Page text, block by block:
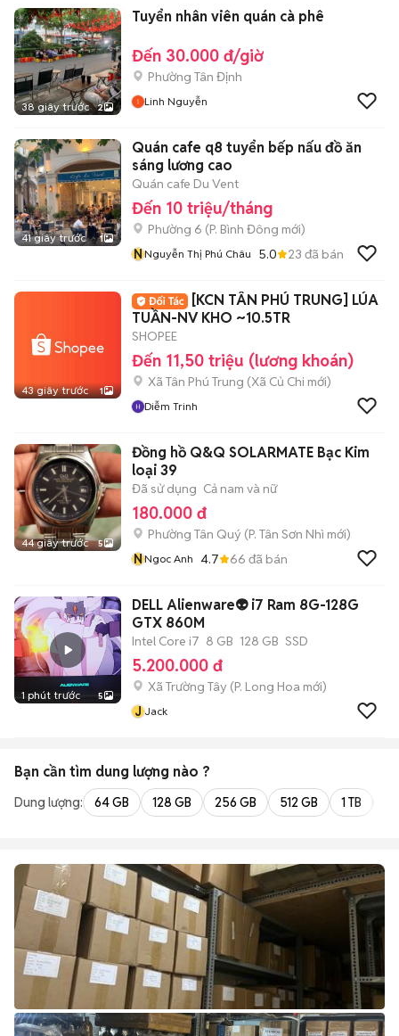
38 giây trước 2
Tuyển nhân viên quán cà phê
Đến 30.000 đ/giờ
Phường Tân Định
Linh Nguyễn
41 giây trước 1
Quán cafe q8 tuyển bếp nấu đồ ăn
sáng lương cao
Quán cafe Du Vent
Đến 10 triệu/tháng
Phường 6 (P. Bình Đông mới)
NNguyễn Thị Phú Châu 5.0 23 đã bán
43 giây trước 1
[KCN TÂN PHÚ TRUNG] LÚA
TUẦN-NV KHO ~10.5TR
SHOPEE
Đến 11,50 triệu (lương khoán)
Xã Tân Phú Trung (Xã Củ Chi mới)
Diễm Trinh
44 giây trước 5
Đồng hồ Q&Q SOLARMATE Bạc Kim
loại 39
Đã sử dụng Cả nam và nữ
180.000 đ
Phường Tân Quý (P. Tân Sơn Nhì mới)
NNgoc Anh 4.7 66 đã bán
1 phút trước 5
DELL Alienware👽 i7 Ram 8G-128G
GTX 860M
Intel Core i7 8 GB 128 GB SSD
5.200.000 đ
Xã Trường Tây (P. Long Hoa mới)
J Jack
Bạn cần tìm dung lượng nào ?
Dung lượng: 64 GB 128 GB 256 GB 512 GB 1 TB